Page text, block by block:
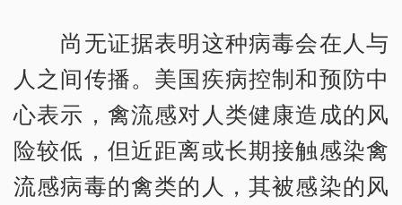
尚无证据表明这种病毒会在人与
人之间传播。美国疾病控制和预防中
心表示，禽流感对人类健康造成的风
险较低，但近距离或长期接触感染禽
流感病毒的禽类的人，其被感染的风